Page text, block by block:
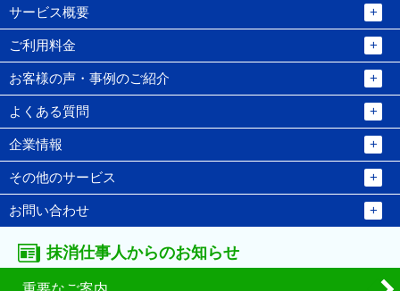
サービス概要
ご利用料金
お客様の声・事例のご紹介
よくある質問
企業情報
その他のサービス
お問い合わせ
抹消仕事人からのお知らせ